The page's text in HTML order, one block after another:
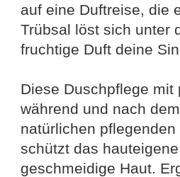
auf eine Duftreise, die
Trübsal löst sich unter
fruchtige Duft deine
Diese Duschpflege
während und nach
natürlichen
schützt das
geschmeidige Haut.